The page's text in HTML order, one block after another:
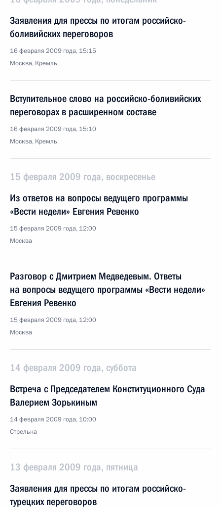
Заявления для прессы по итогам российско-
боливийских переговоров
16 февраля 2009 года, 15:15
Москва, Кремль
Вступительное слово на российско-боливийских
переговорах в расширенном составе
16 февраля 2009 года, 15:10
Москва, Кремль
15 февраля 2009 года, воскресенье
Из ответов на вопросы ведущего программы
«Вести недели» Евгения Ревенко
15 февраля 2009 года, 12:00
Москва
Разговор с Дмитрием Медведевым. Ответы
на вопросы ведущего программы «Вести недели»
Евгения Ревенко
15 февраля 2009 года, 12:00
Москва
14 февраля 2009 года, суббота
Встреча с Председателем Конституционного Суда
Валерием Зорькиным
14 февраля 2009 года, 10:00
Стрельна
13 февраля 2009 года, пятница
Заявления для прессы по итогам российско-
турецких переговоров